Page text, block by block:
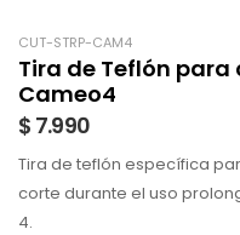
CUT-STRP-CAM4
Tira de Teflón
Cameo4
$ 7.990
Tira de teflón específica
corte durante el uso
4.